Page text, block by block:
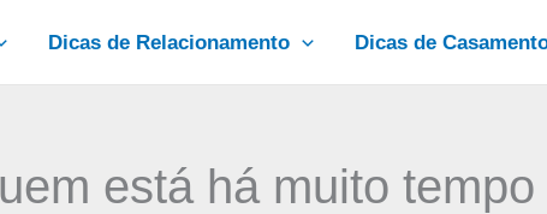
Dicas de Relacionamento Dicas de
está há muito